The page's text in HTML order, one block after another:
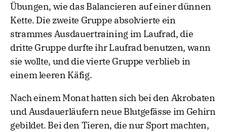
Übungen, wie das Balancieren auf einer dünnen
Kette. Die zweite Gruppe absolvierte ein
strammes Ausdauertraining im Laufrad, die
dritte Gruppe durfte ihr Laufrad benutzen, wann
sie wollte, und die vierte Gruppe verblieb in
einem leeren Käfig.
Nach einem Monat hatten sich bei den Akrobaten
und Ausdauerläufern neue Blutgefässe im Gehirn
gebildet. Bei den Tieren, die nur Sport machten,